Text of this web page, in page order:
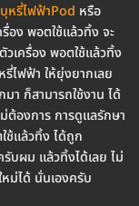
บุหรี่ไฟฟ้าPod หรือ
อง พอตใช้แล้วทิ้ง จะ
วเครื่อง พอตใช้แล้วทิ้ง
ไฟฟ้า ให้ยุ่งยากเลย
า ก็สามารถใช้งาน ได้
ต้องการ การดูแลรักษา
ช้แล้วทิ้ง ได้ถูก
บผม แล้วทิ้งได้เลย ไม่
หม่ได้ นั่นเองครับ